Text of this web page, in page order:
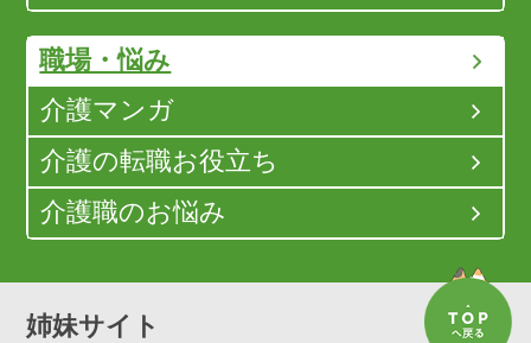
職場・悩み
介護マンガ
介護の転職お役立ち
介護職のお悩み
姉妹サイト